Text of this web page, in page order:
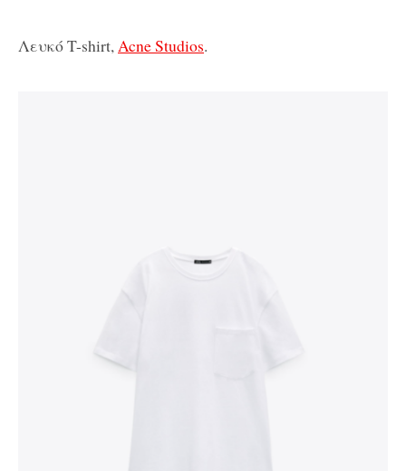
Λευκό T-shirt,Acne Studios.